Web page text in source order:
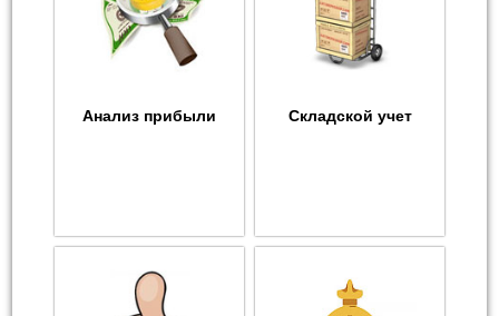
Анализ прибыли Складской учет